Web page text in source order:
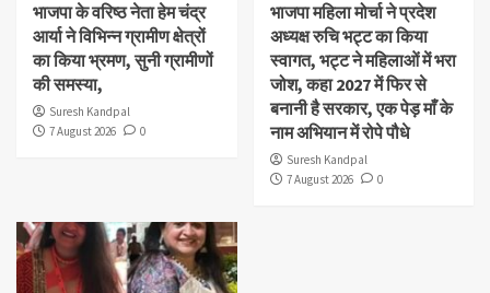
भाजपा के वरिष्ठ नेता हेम चंद्र
आर्या ने विभिन्न ग्रामीण क्षेत्रों
का किया भ्रमण, सुनी ग्रामीणों
की समस्या,
Suresh Kandpal
7 August 2026
0
भाजपा महिला मोर्चा ने प्रदेश
अध्यक्ष रुचि भट्ट का किया
स्वागत, भट्ट ने महिलाओं में भरा
जोश, कहा 2027 में फिर से
बनानी है सरकार, एक पेड़ माँ के
नाम अभियान में रोपे पौधे
Suresh Kandpal
7 August 2026
0